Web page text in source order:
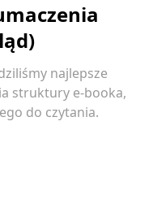
najlepsze
struktury e-booka,
do czytania.